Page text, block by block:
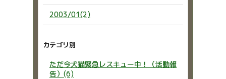
2003/01(2)
カテゴリ別
ただ今犬猫緊急レスキュー中！（活動報
告）(6)